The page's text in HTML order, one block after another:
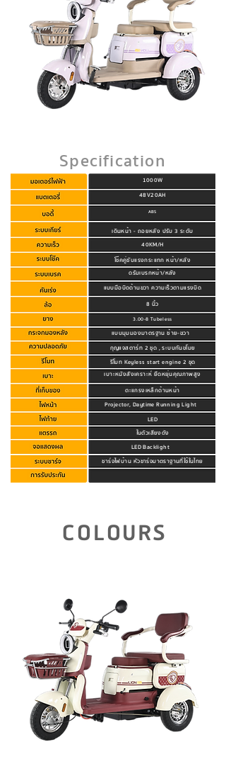
Specification
48V20AH
1000W
เดินหน้า - ถอยหลัง ปรับ 3 ระดับ
ABS
โช๊คคู่ซับแรงกระแทก หน้า/หลัง
ดรัมเบรกหน้า/หลัง
40KM/H
3.00-8 Tubeless
8 นิ้ว
แบบมือบิดด้านขวา ความเร็วตามแรงบิด
แบบมุมมองมาตรฐาน ซ้าย-ขวา
กุญแจสตาร์ท 2 ชุด , ระบบกันขโมย
รีโมท Keyless start engine 2 ชุด
เบาะหนังสังเคราะห์ ยืดหยุ่นคุณภาพสูง
ตะแกรงเหล็กด้านหน้า
Projector, Daytime Running Light
LED
LED Backlight
ชาร์จไฟบ้าน หัวชาร์จมาตราฐานที่ใช้ในไทย
ในตัวเสียงดัง
COLOURS